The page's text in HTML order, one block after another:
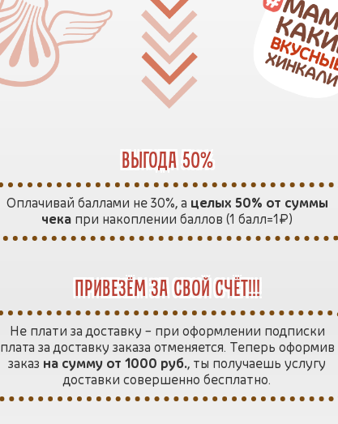
выгода 50%
Оплачивай баллами не 30%, а целых 50% от суммы
чека при накоплении баллов (1 балл=1₽)
привезём за свой счёт!!!
Не плати за доставку – при оформлении подписки
плата за доставку заказа отменяется. Теперь оформив
заказ на сумму от 1000 руб., ты получаешь услугу
доставки совершенно бесплатно.